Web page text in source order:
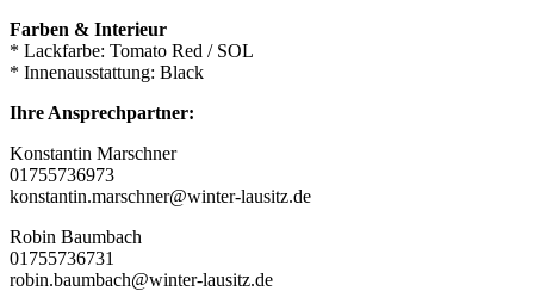
Farben & Interieur
* Lackfarbe: Tomato Red / SOL
* Innenausstattung: Black
Ihre Ansprechpartner:
Konstantin Marschner
01755736973
konstantin.marschner@winter-lausitz.de
Robin Baumbach
01755736731
robin.baumbach@winter-lausitz.de